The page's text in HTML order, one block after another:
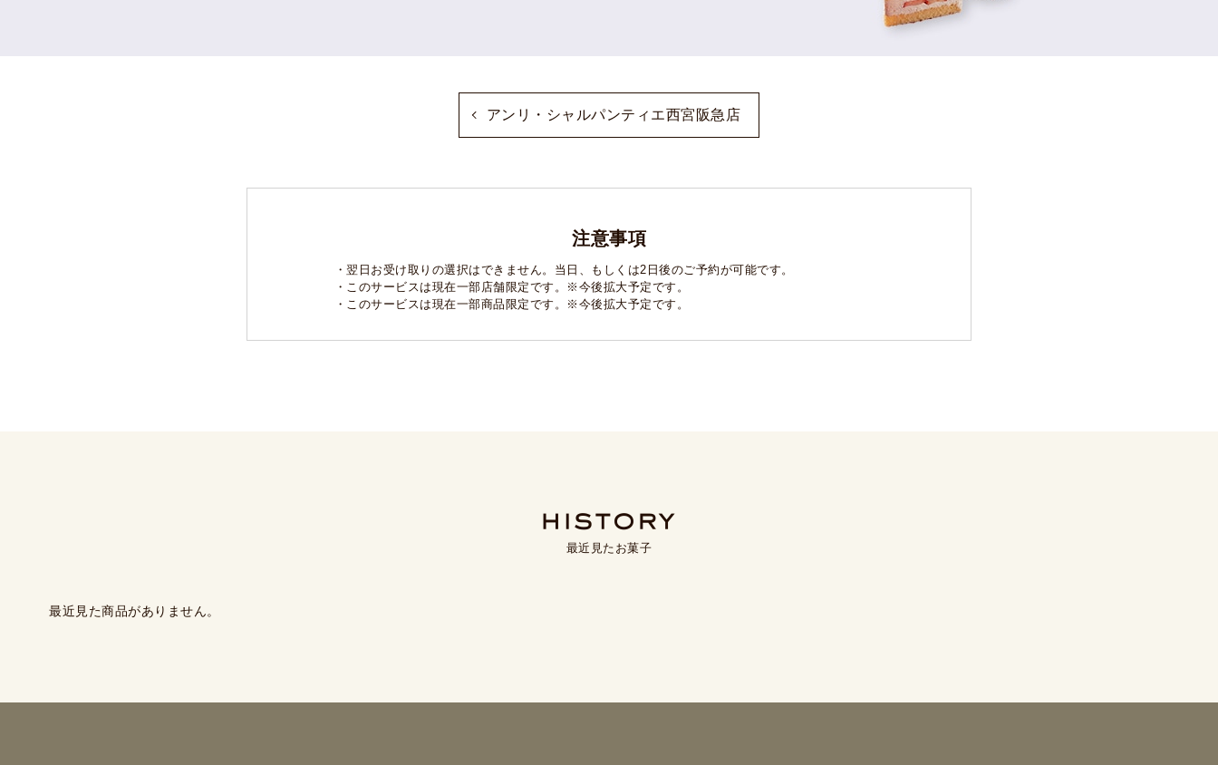
アンリ・シャルパンティエ西宮阪急店
注意事項
・翌日お受け取りの選択はできません。 当日、もしくは2日後のご予約が可能です。
・このサービスは現在一部店舗限定です。
※今後拡大予定です。
・このサービスは現在一部商品限定です。
※今後拡大予定です。
最近見たお菓子
最近見た商品がありません。